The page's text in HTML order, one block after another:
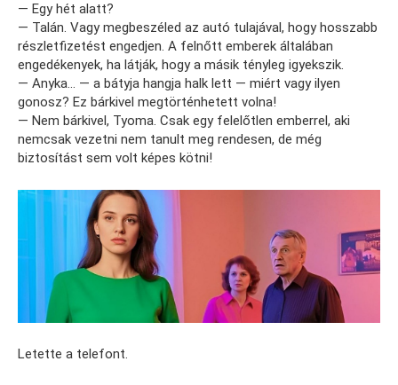
— Egy hét alatt?
— Talán. Vagy megbeszéled az autó tulajával, hogy hosszabb
részletfizetést engedjen. A felnőtt emberek általában
engedékenyek, ha látják, hogy a másik tényleg igyekszik.
— Anyka… — a bátyja hangja halk lett — miért vagy ilyen
gonosz? Ez bárkivel megtörténhetett volna!
— Nem bárkivel, Tyoma. Csak egy felelőtlen emberrel, aki
nemcsak vezetni nem tanult meg rendesen, de még
biztosítást sem volt képes kötni!
Letette a telefont.